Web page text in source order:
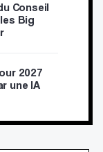
Conseil
Big
2027
une IA